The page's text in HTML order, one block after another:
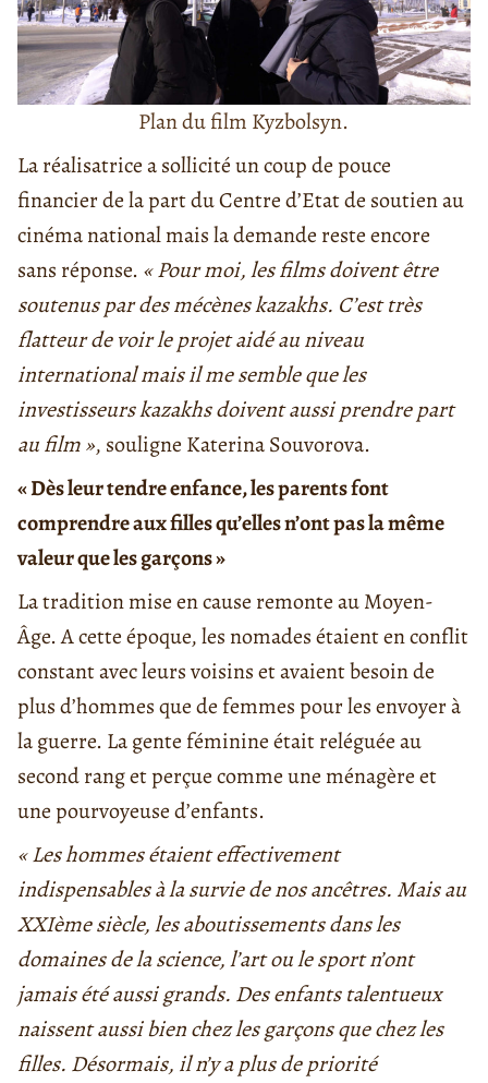
Plan du film Kyzbolsyn.
La réalisatrice a sollicité un coup de pouce
financier de la part du Centre d’Etat de soutien au
cinéma national mais la demande reste encore
sans réponse. « Pour moi, les films doivent être
soutenus par des mécènes kazakhs. C’est très
flatteur de voir le projet aidé au niveau
international mais il me semble que les
investisseurs kazakhs doivent aussi prendre part
au film », souligne Katerina Souvorova.
« Dès leur tendre enfance, les parents font
comprendre aux filles qu’elles n’ont pas la même
valeur que les garçons »
La tradition mise en cause remonte au Moyen-
Âge. A cette époque, les nomades étaient en conflit
constant avec leurs voisins et avaient besoin de
plus d’hommes que de femmes pour les envoyer à
la guerre. La gente féminine était reléguée au
second rang et perçue comme une ménagère et
une pourvoyeuse d’enfants.
« Les hommes étaient effectivement
indispensables à la survie de nos ancêtres. Mais au
XXIème siècle, les aboutissements dans les
domaines de la science, l’art ou le sport n’ont
jamais été aussi grands. Des enfants talentueux
naissent aussi bien chez les garçons que chez les
filles. Désormais, il n’y a plus de priorité